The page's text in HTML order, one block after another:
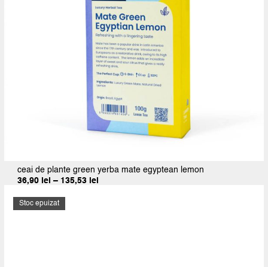
ceai de plante green yerba mate egyptean lemon
36,90 lei – 135,53 leiInterval
Stoc epuizat